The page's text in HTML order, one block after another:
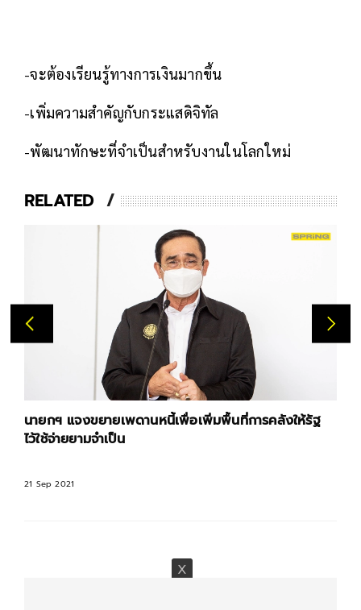
-จะต้องเรียนรู้ทางการเงินมากขึ้น
-เพิ่มความสำคัญกับกระแสดิจิทัล
-พัฒนาทักษะที่จำเป็นสำหรับงานในโลกใหม่
RELATED
นายกฯ แจงขยายเพดานหนี้เพื่อเพิ่มพื้นที่การคลังให้รัฐ
ไว้ใช้จ่ายยามจำเป็น
21 Sep 2021